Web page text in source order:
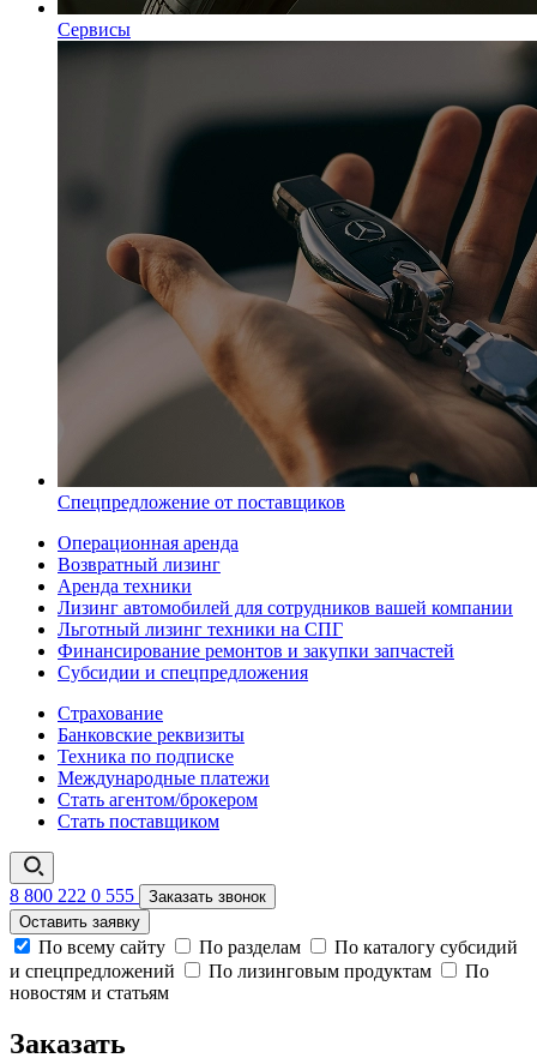
Сервисы
Спецпредложение от поставщиков
Операционная аренда
Возвратный лизинг
Аренда техники
Лизинг автомобилей для сотрудников вашей компании
Льготный лизинг техники на СПГ
Финансирование ремонтов и закупки запчастей
Субсидии и спецпредложения
Страхование
Банковские реквизиты
Техника по подписке
Международные платежи
Стать агентом/брокером
Стать поставщиком
8 800 222 0 555
Заказать звонок
Оставить заявку
По всему сайту По разделам
По каталогу субсидий
и спецпредложений
По лизинговым продуктам
По
новостям и статьям
Заказать